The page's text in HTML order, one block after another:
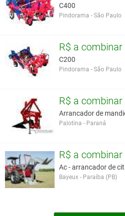
C400
Pindorama - São Paulo
R$ a combinar
C200
Pindorama - São Paulo
R$ a combinar
Arrancador de
Palotina - Paraná
R$ a combinar
Ac - arrancador de
Bayeux - Paraíba (PB)